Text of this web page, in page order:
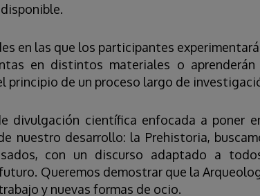
en las que los participantes
en distintos materiales o aprenderán
principio de un proceso largo de
divulgación científica enfocada a poner
nuestro desarrollo: la Prehistoria,
con un discurso adaptado a
Queremos demostrar que la
y nuevas formas de ocio.